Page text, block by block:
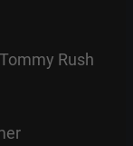
Rush